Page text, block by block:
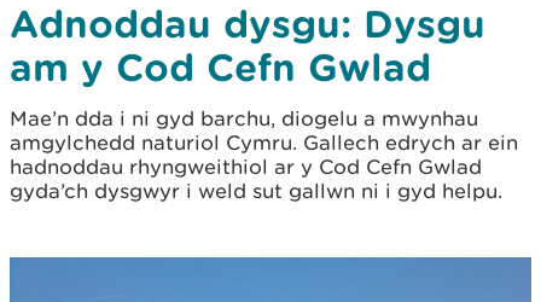
Adnoddau dysgu: Dysgu
am y Cod Cefn Gwlad
Mae’n dda i ni gyd barchu, diogelu a mwynhau
amgylchedd naturiol Cymru. Gallech edrych ar ein
hadnoddau rhyngweithiol ar y Cod Cefn Gwlad
gyda’ch dysgwyr i weld sut gallwn ni i gyd helpu.